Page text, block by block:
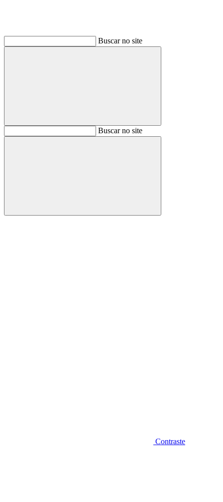
Buscar no site
BuscarBuscar no site
Buscar
Contraste